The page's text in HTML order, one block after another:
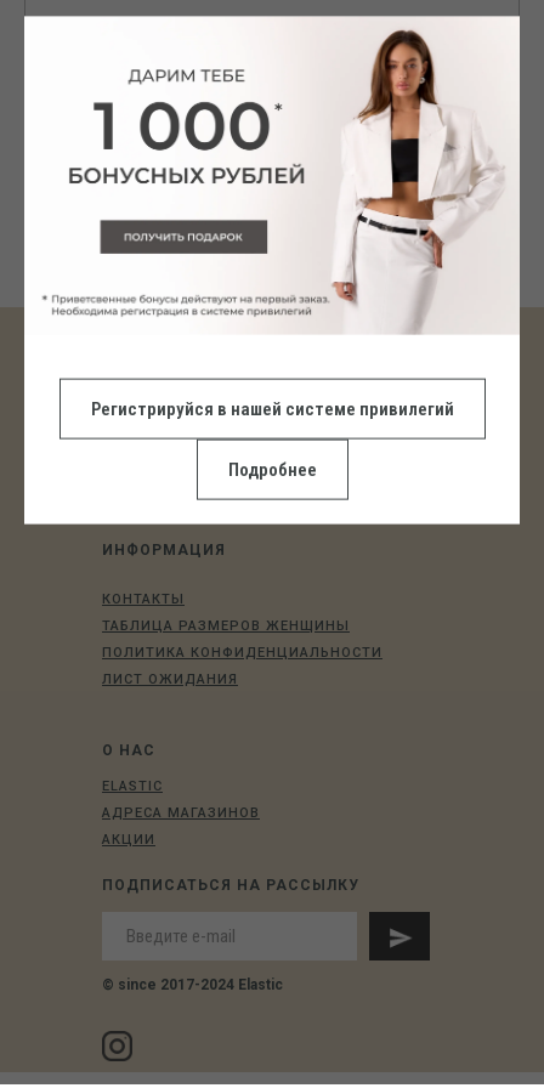
Регистрируйся в нашей системе привилегий
Подробнее
ИНФОРМАЦИЯ
О НАС
© since 2017-2024 Elastic
ПОДПИСАТЬСЯ НА РАССЫЛКУ
ГАРАНТИИ
ОПЛАТА
ВОЗВРАТ И ОБМЕН
ELASTIC
АДРЕСА МАГАЗИНОВ
АКЦИИ
КОНТАКТЫ
ТАБЛИЦА РАЗМЕРОВ ЖЕНЩИНЫ
ПОЛИТИКА КОНФИДЕНЦИАЛЬНОСТИ
ЛИСТ ОЖИДАНИЯ